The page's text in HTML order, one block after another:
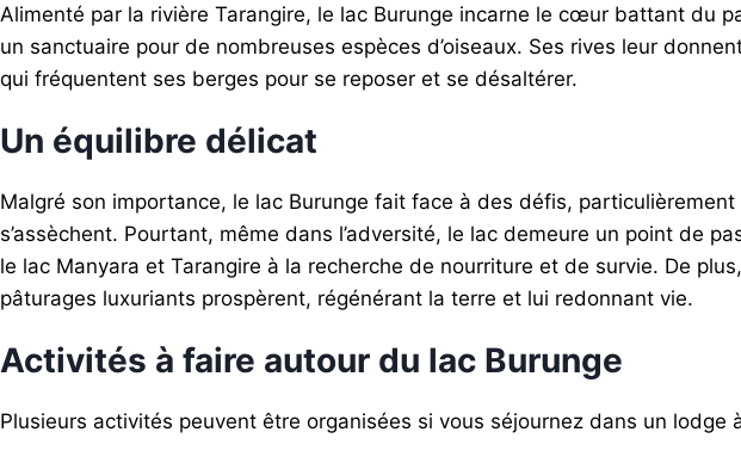
Alimenté par la rivière Tarangire, le lac Burunge incarne le cœur battant du
un sanctuaire pour de nombreuses espèces d’oiseaux. Ses rives leur
qui fréquentent ses berges pour se reposer et se désaltérer.
Un équilibre délicat
Malgré son importance, le lac Burunge fait face à des défis,
s’assèchent. Pourtant, même dans l’adversité, le lac demeure un point de
le lac Manyara et Tarangire à la recherche de nourriture et de survie. De
pâturages luxuriants prospèrent, régénérant la terre et lui redonnant vie.
Activités à faire autour du lac Burunge
Plusieurs activités peuvent être organisées si vous séjournez dans un lodge